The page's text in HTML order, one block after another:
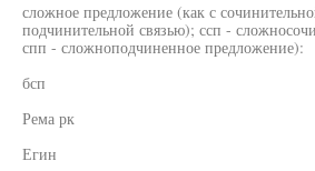
сложное предложение (как с
подчинительной связью); ссп -
спп - сложноподчиненное предложение):
бсп
Рема рк
Егин